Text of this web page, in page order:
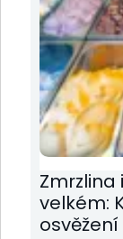
Zmrzlina
velkém: